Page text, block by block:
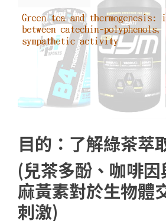
目的：了解綠茶萃
(兒茶多酚、咖啡
麻黃素對於生物體
刺激)